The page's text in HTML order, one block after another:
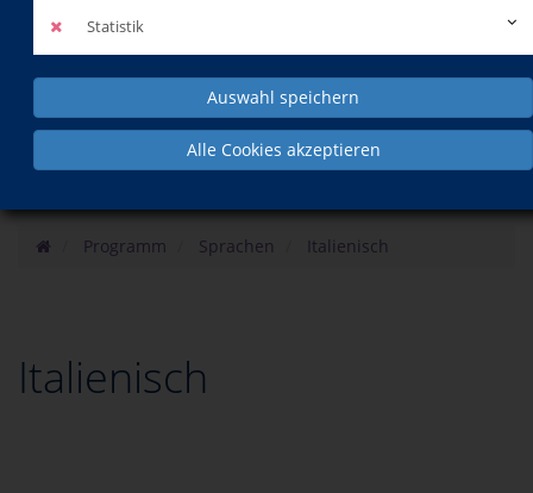
Statistik
Auswahl speichern
Alle Cookies akzeptieren
Programm Sprachen Italienisch
Italienisch